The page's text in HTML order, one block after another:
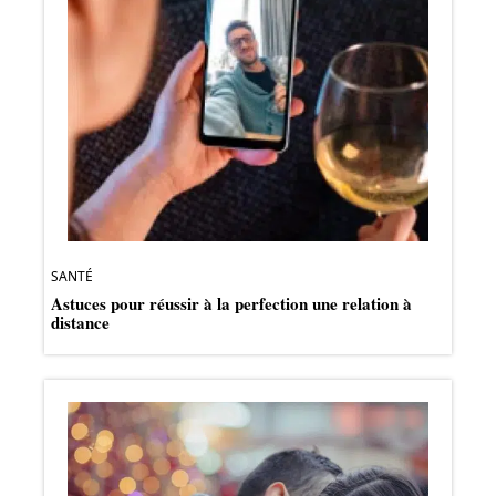
SANTÉ
Astuces pour réussir à la perfection une relation à
distance